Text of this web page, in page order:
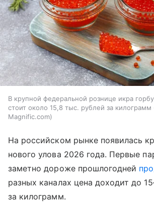
В крупной федеральной рознице икра
стоит около 15,8 тыс. рублей за килограмм
Magnific.com
На российском рынке появилась
нового улова 2026 года. Первые
заметно дороже прошлогодней
разных каналах цена доходит до
за килограмм.